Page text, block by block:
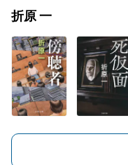
折原 一